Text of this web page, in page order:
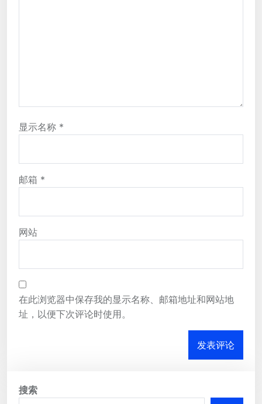
显示名称 *
邮箱 *
网站
在此浏览器中保存我的显示名称、邮箱地址和网站地
址，以便下次评论时使用。
搜索